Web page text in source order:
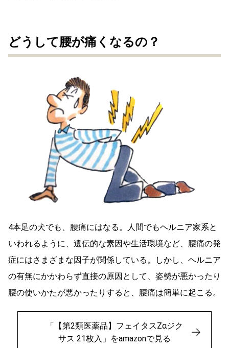
どうして腰が痛くなるの？
4本足の犬でも、腰痛にはなる。人間でもヘルニア家系と
いわれるように、遺伝的な素因や生活環境など、腰痛の発
症にはさまざまな因子が関係している。しかし、ヘルニア
の有無にかかわらず直接の原因として、姿勢が悪かったり
腰の使いかたが悪かったりすると、腰痛は簡単に起こる。
「【第2類医薬品】フェイタスZαジク
サス 21枚入」をamazonで見る